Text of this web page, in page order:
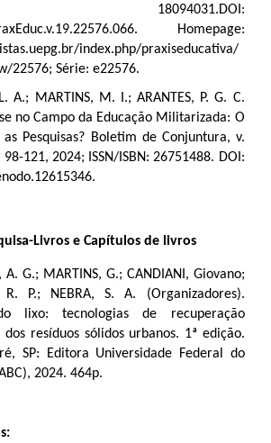
ISBN: 18094031.DOI:
Homepage:
index.php/praxiseducativa/
22576; Série: e22576.
L. A.; MARTINS, M. I.; ARANTES, P. G. C.
no Campo da Educação Militarizada: O
Pesquisas? Boletim de Conjuntura, v.
98-121, 2024; ISSN/ISBN: 26751488. DOI:
Livros e Capítulos de livros
A. G.; MARTINS, G.; CANDIANI, Giovano;
R. P.; NEBRA, S. A. (Organizadores).
lixo: tecnologias de recuperação
resíduos sólidos urbanos. 1ª edição.
SP: Editora Universidade Federal do
2024. 464p.